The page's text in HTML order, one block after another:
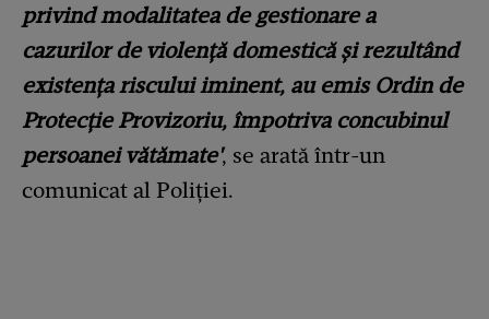
privind modalitatea de gestionare a
cazurilor de violență domestică și rezultând
existența riscului iminent, au emis Ordin de
Protecție Provizoriu, împotriva concubinul
persoanei vătămate', se arată într-un
comunicat al Poliției.